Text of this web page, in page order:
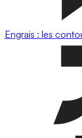
Engrais : les